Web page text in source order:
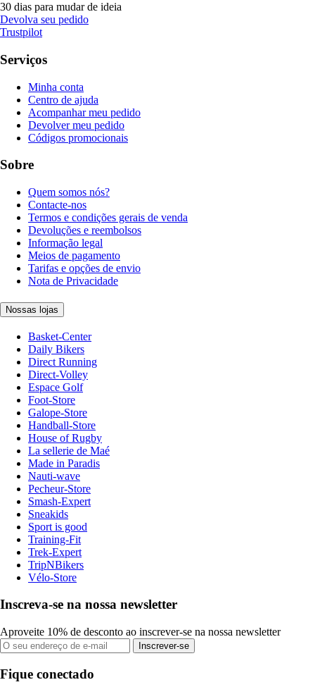
30 dias para mudar de ideia
Devolva seu pedido
Trustpilot
Serviços
Minha conta
Centro de ajuda
Acompanhar meu pedido
Devolver meu pedido
Códigos promocionais
Sobre
Quem somos nós?
Contacte-nos
Termos e condições gerais de venda
Devoluções e reembolsos
Informação legal
Meios de pagamento
Tarifas e opções de envio
Nota de Privacidade
Nossas lojas
Basket-Center
Daily Bikers
Direct Running
Direct-Volley
Espace Golf
Foot-Store
Galope-Store
Handball-Store
House of Rugby
La sellerie de Maé
Made in Paradis
Nauti-wave
Pecheur-Store
Smash-Expert
Sneakids
Sport is good
Training-Fit
Trek-Expert
TripNBikers
Vélo-Store
Inscreva-se na nossa newsletter
Aproveite 10% de desconto ao inscrever-se na nossa newsletter
Inscrever-se
Fique conectado